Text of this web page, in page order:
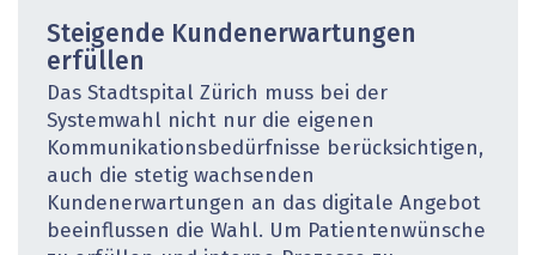
Steigende Kundenerwartungen
erfüllen
Das Stadtspital Zürich muss bei der
Systemwahl nicht nur die eigenen
Kommunikationsbedürfnisse berücksichtigen,
auch die stetig wachsenden
Kundenerwartungen an das digitale Angebot
beeinflussen die Wahl. Um Patientenwünsche